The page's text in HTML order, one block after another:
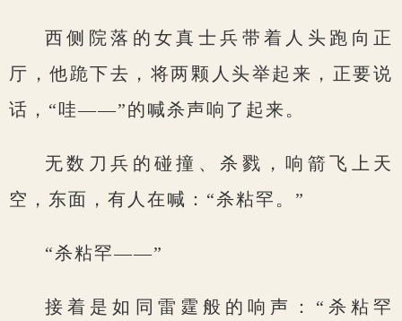
西侧院落的女真士兵带着人头跑向正
厅，他跪下去，将两颗人头举起来，正要说
话，“哇——”的喊杀声响了起来。
无数刀兵的碰撞、杀戮，响箭飞上天
空，东面，有人在喊：“杀粘罕。”
“杀粘罕——”
接着是如同雷霆般的响声：“杀粘罕